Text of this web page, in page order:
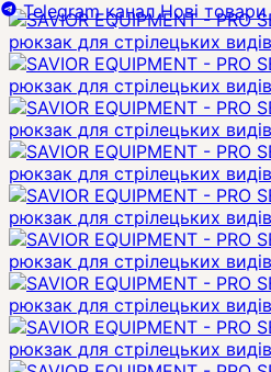
Telegram канал Нові товари